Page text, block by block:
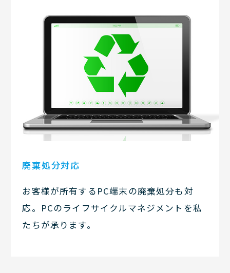
廃棄処分対応
お客様が所有するPC端末の廃棄処分も対
応。PCのライフサイクルマネジメントを私
たちが承ります。